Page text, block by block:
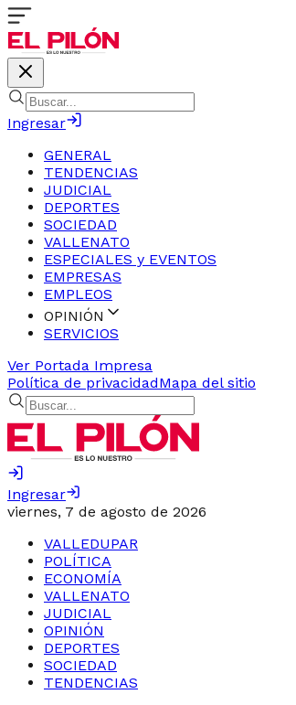
Ingresar
GENERAL
TENDENCIAS
JUDICIAL
DEPORTES
SOCIEDAD
VALLENATO
ESPECIALES y EVENTOS
EMPRESAS
EMPLEOS
OPINIÓN
SERVICIOS
Ver Portada Impresa
Política de privacidadMapa del sitio
Ingresar
viernes, 7 de agosto de 2026
VALLEDUPAR
POLÍTICA
ECONOMÍA
VALLENATO
JUDICIAL
OPINIÓN
DEPORTES
SOCIEDAD
TENDENCIAS